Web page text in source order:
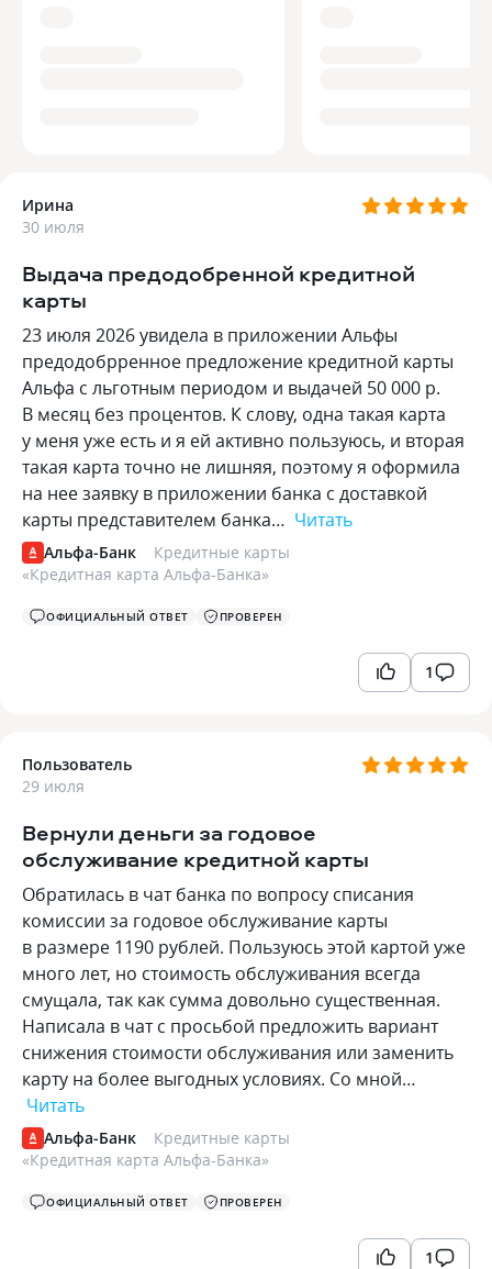
Ирина
30 июля
Выдача предодобренной кредитной
карты
23 июля 2026 увидела в приложении Альфы
предодобрренное предложение кредитной карты
Альфа с льготным периодом и выдачей 50 000 р.
В месяц без процентов. К слову, одна такая карта
у меня уже есть и я ей активно пользуюсь, и вторая
такая карта точно не лишняя, поэтому я оформила
на нее заявку в приложении банка с доставкой
карты представителем банка… Читать
Альфа-Банк
Кредитные карты
«Кредитная карта Альфа-Банка»
ОФИЦИАЛЬНЫЙ ОТВЕТ ПРОВЕРЕН
1
Пользователь
29 июля
Вернули деньги за годовое
обслуживание кредитной карты
Обратилась в чат банка по вопросу списания
комиссии за годовое обслуживание карты
в размере 1190 рублей. Пользуюсь этой картой уже
много лет, но стоимость обслуживания всегда
смущала, так как сумма довольно существенная.
Написала в чат с просьбой предложить вариант
снижения стоимости обслуживания или заменить
карту на более выгодных условиях. Со мной…
Читать
Альфа-Банк
Кредитные карты
«Кредитная карта Альфа-Банка»
ОФИЦИАЛЬНЫЙ ОТВЕТ ПРОВЕРЕН
1